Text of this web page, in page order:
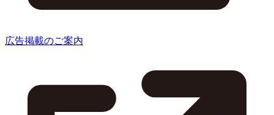
広告掲載のご案内